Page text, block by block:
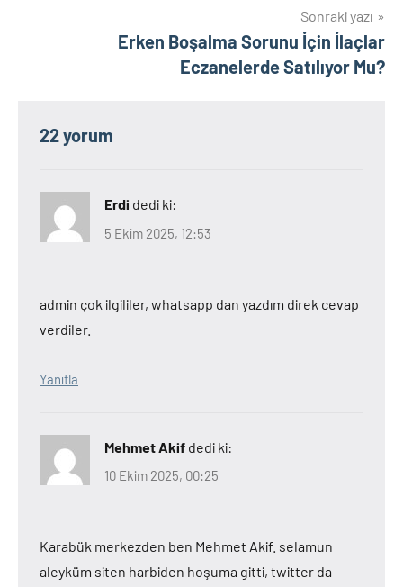
Sonraki yazı
Erken Boşalma Sorunu İçin İlaçlar
Eczanelerde Satılıyor Mu?
22 yorum
Erdi dedi ki:
5 Ekim 2025, 12:53
admin çok ilgililer, whatsapp dan yazdım direk cevap
verdiler.
Yanıtla
Mehmet Akif dedi ki:
10 Ekim 2025, 00:25
Karabük merkezden ben Mehmet Akif. selamun
aleyküm siten harbiden hoşuma gitti, twitter da